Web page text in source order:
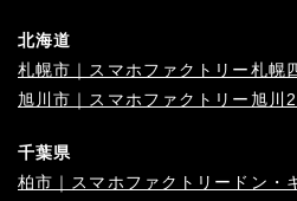
北海道
札幌市｜スマホファクトリー札幌
旭川市｜スマホファクトリー旭川
千葉県
柏市｜スマホファクトリードン・